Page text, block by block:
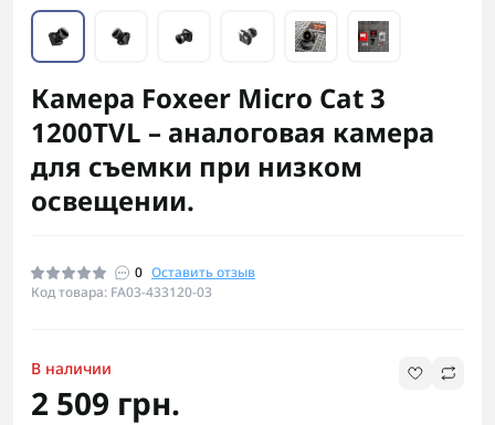
Камера Foxeer Micro Cat 3
1200TVL – аналоговая камера
для съемки при низком
освещении.
0 Оставить отзыв
Код товара: FA03-433120-03
В наличии
2 509 грн.